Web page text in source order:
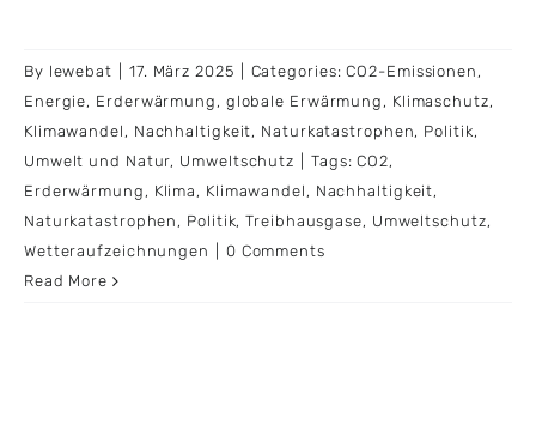
By lewebat 17. März 2025 Categories:CO2-Emissionen ,
Energie, Erderwärmung , globale Erwärmung , Klimaschutz,
Klimawandel , Nachhaltigkeit, Naturkatastrophen, Politik,
Umwelt und Natur, Umweltschutz Tags:CO2,
Erderwärmung , Klima , Klimawandel , Nachhaltigkeit,
Naturkatastrophen , Politik,Treibhausgase, Umweltschutz,
Wetteraufzeichnungen
0 Comments
Read More